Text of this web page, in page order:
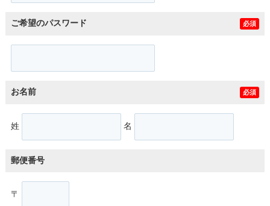
ご希望のパスワード 必須
お名前 必須
姓 名
郵便番号
〒